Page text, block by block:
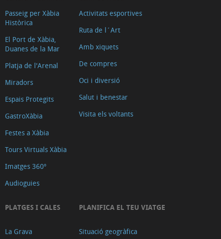
Passeig per Xàbia
Històrica
El Port de Xàbia,
Duanes de la Mar
Platja de l'Arenal
Miradors
Espais Protegits
GastroXàbia
Festes a Xàbia
Tours Virtuals Xàbia
Imatges 360º
Audioguies
Activitats esportives
Ruta de l´Art
Amb xiquets
De compres
Oci i diversió
Salut i benestar
Visita els voltants
PLATGES I CALES
La Grava
PLANIFICA EL TEU VIATGE
Situació geogràfica